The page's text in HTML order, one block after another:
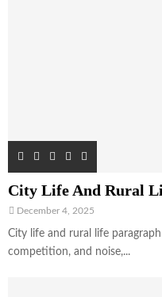
City Life And Rural
December 4, 2025
City life and rural life
competition, and noise,...